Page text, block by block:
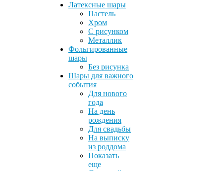
Латексные шары
Пастель
Хром
С рисунком
Металлик
Фольгированные
шары
Без рисунка
Шары для важного
события
Для нового
года
На день
рождения
Для свадьбы
На выписку
из роддома
Показать
еще